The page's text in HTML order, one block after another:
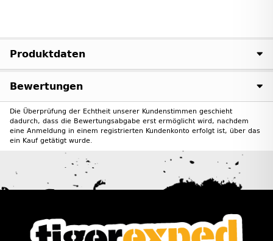
Produktdaten
Bewertungen
Die Überprüfung der Echtheit unserer Kundenstimmen geschieht
dadurch, dass die Bewertungsabgabe erst ermöglicht wird, nachdem
eine Anmeldung in einem registrierten Kundenkonto erfolgt ist, über das
ein Kauf getätigt wurde.